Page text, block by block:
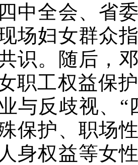
中全会、省
场妇女群众
识。随后，
工权益保
与反歧视、
保护、职场
身权益等女